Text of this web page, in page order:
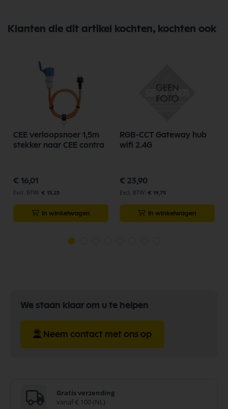
Klanten die dit artikel kochten, kochten ook
CEE verloopsnoer 1,5m
stekker naar CEE contra
€ 16,01
€ 13,23
In winkelwagen
RGB-CCT Gateway hub
wifi 2.4G
€ 23,90
€ 19,75
In winkelwagen
We staan klaar om u te helpen
Neem contact met ons op
Gratis verzending
vanaf € 100 (NL)